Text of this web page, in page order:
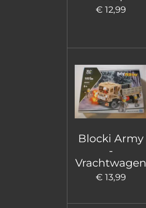
€ 12,99
Blocki Army
-
Vrachtwagen
€ 13,99